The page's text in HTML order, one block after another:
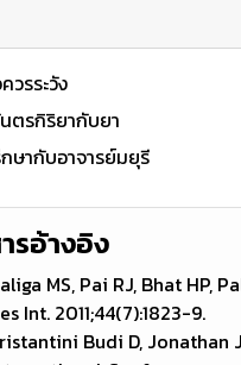
วรระวัง
ตรกิริยากับยา
ษากับอาจารย์มยุรี
รอ้างอิง
MS, Pai RJ, Bhat
Int. 2011;44(7):1823-9.
Budi D, Jonathan